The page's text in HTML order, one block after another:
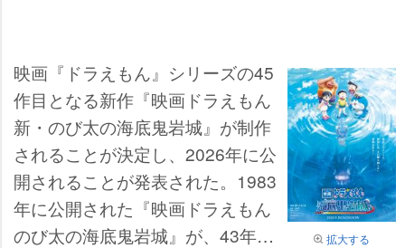
拡大する
映画『ドラえもん』シリーズの45
作目となる新作『映画ドラえもん
新・のび太の海底鬼岩城』が制作
されることが決定し、2026年に公
開されることが発表された。1983
年に公開された『映画ドラえもん
のび太の海底鬼岩城』が、43年の